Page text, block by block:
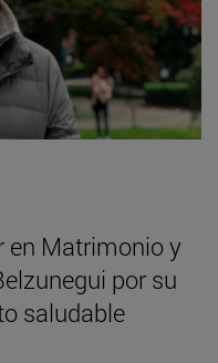
en Matrimonio y
por su
saludable